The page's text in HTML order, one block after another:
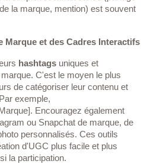
la marque, mention) est souvent
Marque et des Cadres Interactifs
hashtags uniques et
C'est le moyen le plus
de catégoriser leur contenu et
exemple,
Encouragez également
ou Snapchat de marque, de
personnalisés. Ces outils
d'UGC plus facile et plus
la participation.